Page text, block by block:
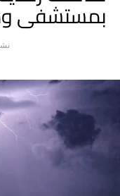
لا تفوت
حسناوات الإعلام
بمستشفى